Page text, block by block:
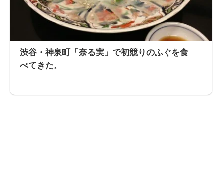
渋谷・神泉町「奈る実」で初競りのふぐを食
べてきた。